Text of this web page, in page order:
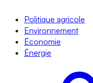
Politique agricole
Environnement
Économie
Énergie